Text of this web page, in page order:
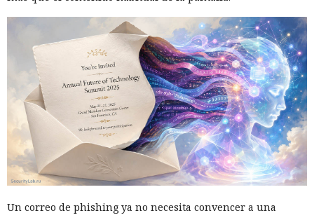
Un correo de phishing ya no necesita convencer a una